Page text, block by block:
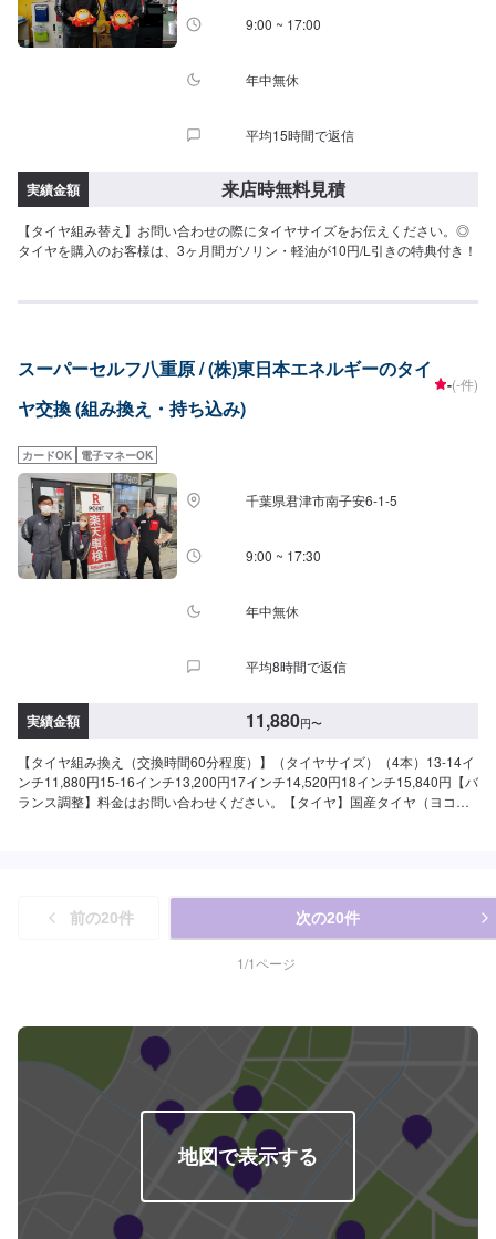
9:00 ~ 17:00
年中無休
平均15時間で返信
実績金額 来店時無料見積
【タイヤ組み替え】お問い合わせの際にタイヤサイズをお伝えください。◎
タイヤを購入のお客様は、3ヶ月間ガソリン・軽油が10円/L引きの特典付き！
スーパーセルフ八重原 / (株)東日本エネルギーのタイ
ヤ交換 (組み換え・持ち込み)
-(-件)
カードOK 電子マネーOK
千葉県君津市南子安6-1-5
9:00 ~ 17:30
年中無休
平均8時間で返信
実績金額 11,880円〜
【タイヤ組み換え（交換時間60分程度）】（タイヤサイズ）（4本）13-14イ
ンチ11,880円15-16インチ13,200円17インチ14,520円18インチ15,840円【バ
ランス調整】料金はお問い合わせください。【タイヤ】国産タイヤ（ヨコハ
前の20件 次の20件
1/1ページ
地図で表示する